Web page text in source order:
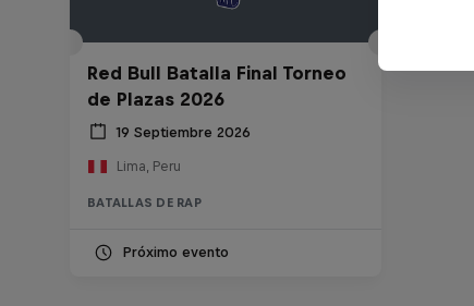
Red Bull Batalla Final Torneo
de Plazas 2026
19 Septiembre 2026
Lima, Peru
BATALLAS DE RAP
Próximo evento